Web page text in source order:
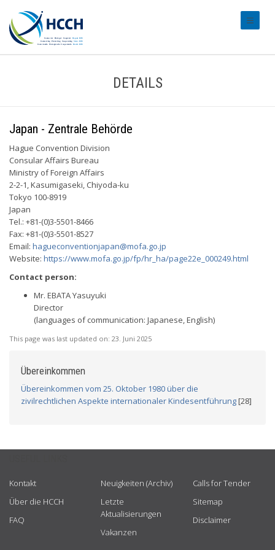
DETAILS
Japan - Zentrale Behörde
Hague Convention Division
Consular Affairs Bureau
Ministry of Foreign Affairs
2-2-1, Kasumigaseki, Chiyoda-ku
Tokyo 100-8919
Japan
Tel.: +81-(0)3-5501-8466
Fax: +81-(0)3-5501-8527
Email: hagueconventionjapan@mofa.go.jp
Website: https://www.mofa.go.jp/fp/hr_ha/page22e_000249.html
Contact person:
Mr. EBATA Yasuyuki
Director
(languages of communication: Japanese, English)
This page was last updated on: 23. Juni 2025
Übereinkommen
Übereinkommen vom 25. Oktober 1980 über die
zivilrechtlichen Aspekte internationaler Kindesentführung[28]
Kontakt
Über die HCCH
FAQ
Neuigkeiten (Archiv)
Letzte
Aktualisierungen
Vakanzen
Calls for Tender
Sitemap
Disclaimer